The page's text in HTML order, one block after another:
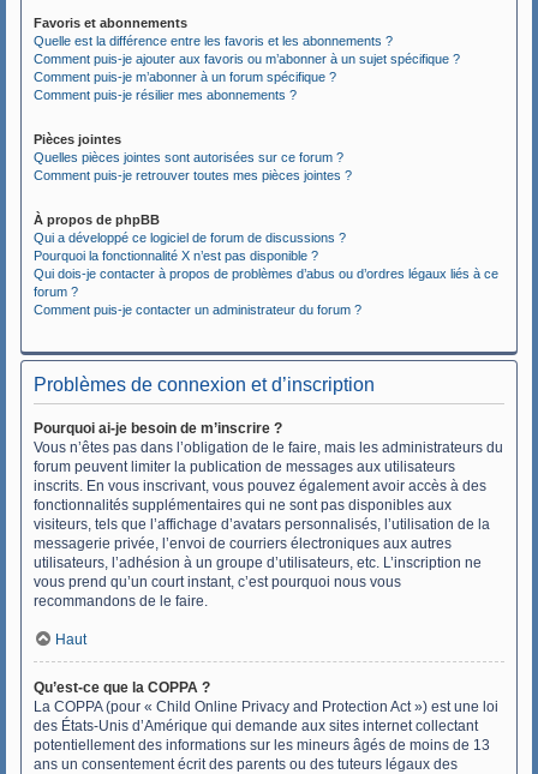
Favoris et abonnements
Quelle est la différence entre les favoris et les abonnements ?
Comment puis-je ajouter aux favoris ou m’abonner à un sujet spécifique ?
Comment puis-je m’abonner à un forum spécifique ?
Comment puis-je résilier mes abonnements ?
Pièces jointes
Quelles pièces jointes sont autorisées sur ce forum ?
Comment puis-je retrouver toutes mes pièces jointes ?
À propos de phpBB
Qui a développé ce logiciel de forum de discussions ?
Pourquoi la fonctionnalité X n’est pas disponible ?
Qui dois-je contacter à propos de problèmes d’abus ou d’ordres légaux liés à ce
forum ?
Comment puis-je contacter un administrateur du forum ?
Problèmes de connexion et d’inscription
Pourquoi ai-je besoin de m’inscrire ?
Vous n’êtes pas dans l’obligation de le faire, mais les administrateurs du
forum peuvent limiter la publication de messages aux utilisateurs
inscrits. En vous inscrivant, vous pouvez également avoir accès à des
fonctionnalités supplémentaires qui ne sont pas disponibles aux
visiteurs, tels que l’affichage d’avatars personnalisés, l’utilisation de la
messagerie privée, l’envoi de courriers électroniques aux autres
utilisateurs, l’adhésion à un groupe d’utilisateurs, etc. L’inscription ne
vous prend qu’un court instant, c’est pourquoi nous vous
recommandons de le faire.
Haut
Qu’est-ce que la COPPA ?
La COPPA (pour « Child Online Privacy and Protection Act ») est une loi
des États-Unis d’Amérique qui demande aux sites internet collectant
potentiellement des informations sur les mineurs âgés de moins de 13
ans un consentement écrit des parents ou des tuteurs légaux des